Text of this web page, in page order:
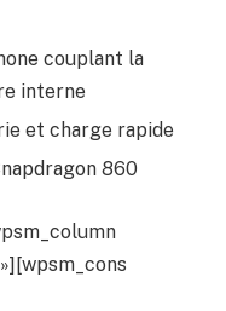
couplant la
interne
et charge rapide
860